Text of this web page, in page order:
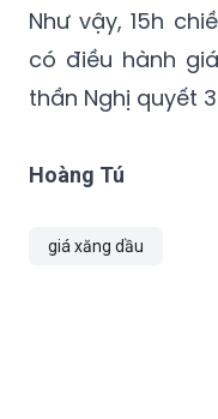
Như vậy, 15h
có điều hành
thần Nghị quyết
Hoàng Tú
giá xăng dầu